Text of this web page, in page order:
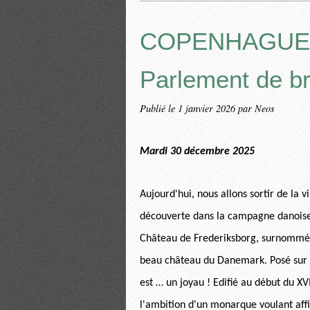
Parlement de
Publié le 1 janvier 2026par Neos
Mardi 30 décembre 2025
Aujourd'hui, nous allons sortir de la
découverte dans la campagne
Château de Frederiksborg,
beau château du Danemark. Posé
est … un joyau ! Edifié au début du
l'ambition d'un monarque voulant